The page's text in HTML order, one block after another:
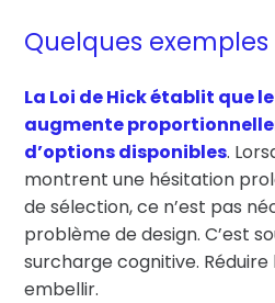
Quelques
La Loi de Hick établit que
augmente
d’options disponibles.
montrent une hésitation
de sélection, ce n’est pas
problème de design. C’est
surcharge cognitive. Réduire
embellir.